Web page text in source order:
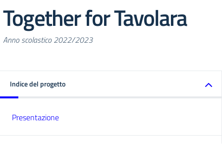
Together for Tavolara
Anno scolastico 2022/2023
Indice del progetto
Presentazione